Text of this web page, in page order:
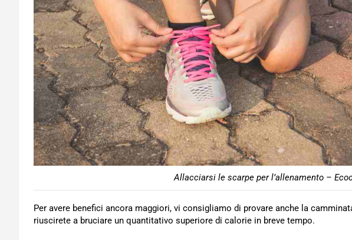
Allacciarsi le scarpe per l’allenamento –
Per avere benefici ancora maggiori, vi consigliamo di provare anche la
riuscirete a bruciare un quantitativo superiore di calorie in breve tempo.